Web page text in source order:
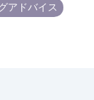
アドバイス